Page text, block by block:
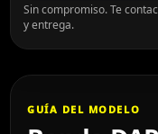
Sin compromiso. Te
y entrega.
GUÍA DEL MODELO